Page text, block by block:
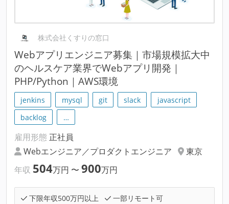
株式会社くすりの窓口
Webアプリエンジニア募集｜市場規模拡大中
のヘルスケア業界でWebアプリ開発｜
PHP/Python｜AWS環境
jenkins mysql git slack
javascript
backlog
…
雇用形態 正社員
Webエンジニア／プロダクトエンジニア
東京
年収 504万円 〜 900万円
下限年収500万円以上
一部リモート可